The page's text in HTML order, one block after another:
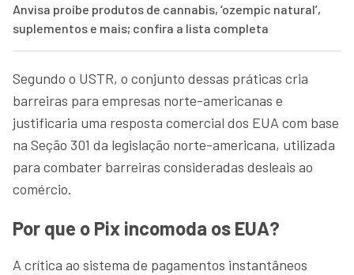
Anvisa proíbe produtos de cannabis, ‘ozempic natural’,
suplementos e mais; confira a lista completa
Segundo o USTR, o conjunto dessas práticas cria
barreiras para empresas norte-americanas e
justificaria uma resposta comercial dos EUA com base
na Seção 301 da legislação norte-americana, utilizada
para combater barreiras consideradas desleais ao
comércio.
Por que o Pix incomoda os EUA?
A crítica ao sistema de pagamentos instantâneos